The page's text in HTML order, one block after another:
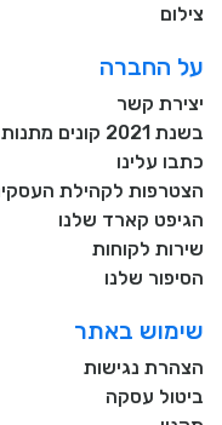
צילום
על החברה
יצירת קשר
בשנת 2021 קונים מתנות רק מעסקים כחול לבן!
כתבו עלינו
הצטרפות לקהילת
הגיפט קארד שלנו
שירות לקוחות
הסיפור שלנו
שימוש באתר
הצהרת נגישות
ביטול עסקה